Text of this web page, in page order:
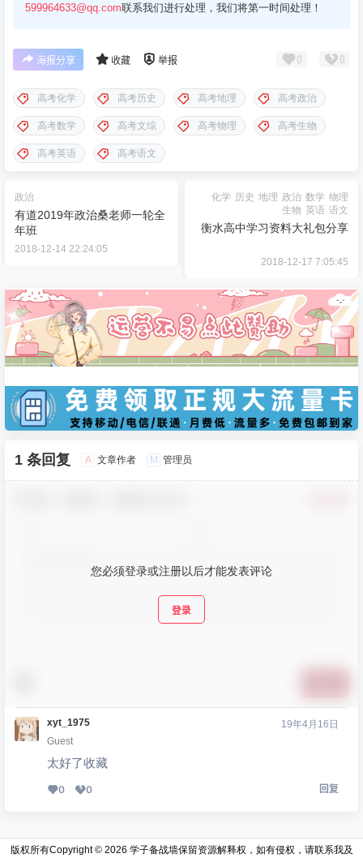
599964633@qq.com联系我们进行处理，我们将第一时间处理！
海报分享 收藏 举报 0 0
高考化学 高考历史 高考地理 高考政治
高考数学 高考文综 高考物理 高考生物
高考英语 高考语文
政治
有道2019年政治桑老师一轮全
年班
2018-12-14 22:24:05
化学 历史 地理 政治 数学 物理
生物 英语 语文
衡水高中学习资料大礼包分享
2018-12-17 7:05:45
1 条回复 A 文章作者 M 管理员
您必须登录或注册以后才能发表评论
登录
xyt_1975
Guest
19年4月16日
太好了收藏
0 0 回复
版权所有Copyright © 2026 学子备战墙保留资源解释权，如有侵权，请联系我及